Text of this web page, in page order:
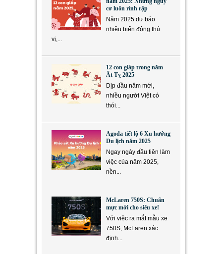
cơ luôn rình rập
Năm 2025 dự báo
nhiều biến động thú
vị,...
12 con giáp trong năm
Ất Tỵ 2025
Dịp đầu năm mới,
nhiều người Việt có
thói...
Agoda tiết lộ 6 Xu hướng
Du lịch năm 2025
Ngay ngày đầu tiên làm
việc của năm 2025,
nền...
McLaren 750S: Chuẩn
mực mới cho siêu xe!
Với việc ra mắt mẫu xe
750S, McLaren xác
định...